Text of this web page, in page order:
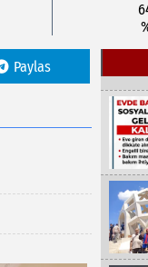
Paylas